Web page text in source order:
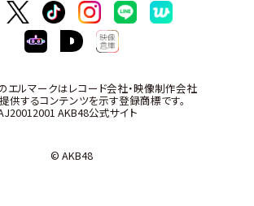
エルマークはレコード会社・映像制作会社
供するコンテンツを示す登録商標です。
AKB48公式サイト
© AKB48